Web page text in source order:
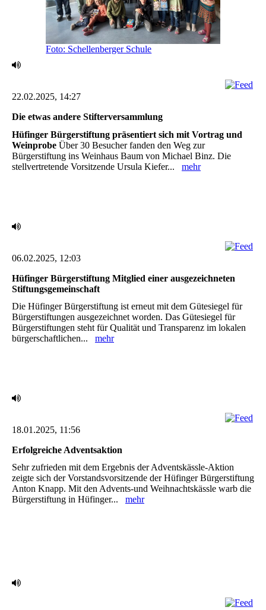
Foto: Schellenberger Schule
22.02.2025, 14:27
Die etwas andere Stifterversammlung ‎
Hüfinger Bürgerstiftung präsentiert sich mit Vortrag und
Weinprobe Über 30 Besucher fanden den Weg zur
Bürgerstiftung ins Weinhaus Baum von Michael Binz. Die
‎stellvertretende Vorsitzende Ursula Kiefer... mehr
06.02.2025, 12:03
Hüfinger Bürgerstiftung Mitglied einer ausgezeichneten
Stiftungsgemeinschaft
Die Hüfinger Bürgerstiftung ist erneut mit dem Gütesiegel für
Bürgerstiftungen ausgezeichnet ‎worden. Das Gütesiegel für
Bürgerstiftungen steht für Qualität und Transparenz im lokalen
‎bürgerschaftlichen... mehr
18.01.2025, 11:56
Erfolgreiche Adventsaktion ‎
Sehr zufrieden mit dem Ergebnis der Adventskässle-Aktion
zeigte sich der Vorstandsvorsitzende ‎der Hüfinger Bürgerstiftung
Anton Knapp. Mit den Advents-und Weihnachtskässle warb die
‎Bürgerstiftung in Hüfinger... mehr